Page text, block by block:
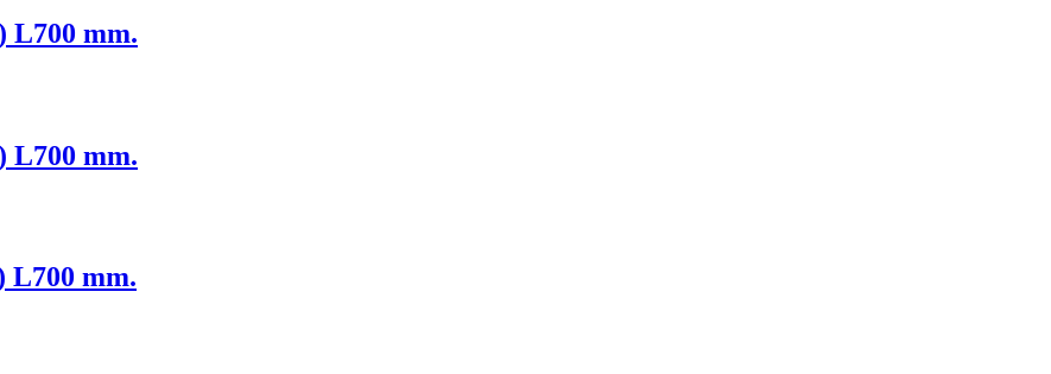
L700 mm.
L700 mm.
L700 mm.